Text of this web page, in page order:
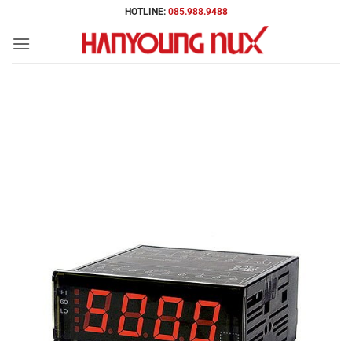
nội
HOTLINE: 085.988.9488